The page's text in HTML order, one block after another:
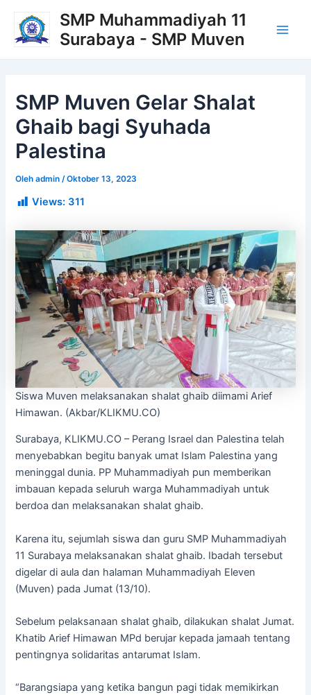
konten
SMP Muhammadiyah 11
Surabaya - SMP Muven
SMP Muven Gelar Shalat
Ghaib bagi Syuhada
Palestina
Olehadmin/Oktober 13, 2023
Views: 311
Siswa Muven melaksanakan shalat ghaib diimami Arief
Himawan. (Akbar/KLIKMU.CO)
Surabaya, KLIKMU.CO – Perang Israel dan Palestina telah
menyebabkan begitu banyak umat Islam Palestina yang
meninggal dunia. PP Muhammadiyah pun memberikan
imbauan kepada seluruh warga Muhammadiyah untuk
berdoa dan melaksanakan shalat ghaib.
Karena itu, sejumlah siswa dan guru SMP Muhammadiyah
11 Surabaya melaksanakan shalat ghaib. Ibadah tersebut
digelar di aula dan halaman Muhammadiyah Eleven
(Muven) pada Jumat (13/10).
Sebelum pelaksanaan shalat ghaib, dilakukan shalat Jumat.
Khatib Arief Himawan MPd berujar kepada jamaah tentang
pentingnya solidaritas antarumat Islam.
“Barangsiapa yang ketika bangun pagi tidak memikirkan
navigation